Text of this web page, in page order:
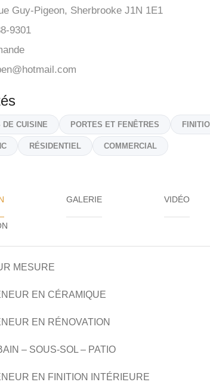
Guy-Pigeon, Sherbrooke J1N 1E1
9301
DE CUISINE PORTES ET FENÊTRES
RÉSIDENTIEL COMMERCIAL
GALERIE VIDÉO
MESURE
EN CÉRAMIQUE
EN RÉNOVATION
– SOUS-SOL – PATIO
EN FINITION INTÉRIEURE